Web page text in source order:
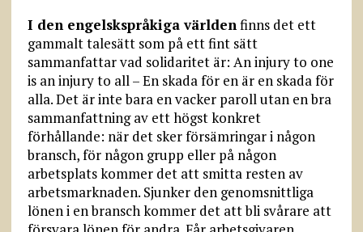
I den engelskspråkiga världenfinns det ett
gammalt talesätt som på ett fint sätt
sammanfattar vad solidaritet är: An injury to one
is an injury to all – En skada för en är en skada för
alla. Det är inte bara en vacker paroll utan en bra
sammanfattning av ett högst konkret
förhållande: när det sker försämringar i någon
bransch, för någon grupp eller på någon
arbetsplats kommer det att smitta resten av
arbetsmarknaden. Sjunker den genomsnittliga
lönen i en bransch kommer det att bli svårare att